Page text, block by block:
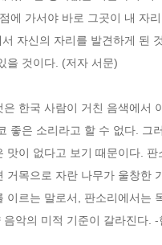
가서야 바로 그곳이 내 자
자신의 자리를 발견하게 된
을 것이다. (저자 서문)
한국 사람이 거친 음색에서
좋은 소리라고 할 수 없다.
이 없다고 보기 때문이다. 판
거목으로 자란 나무가 울창한
이르는 말로서, 판소리에서는
악의 미적 기준이 갈라진다.